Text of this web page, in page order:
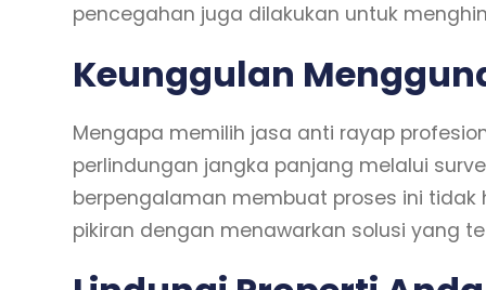
pencegahan juga dilakukan untuk
Keunggulan
Mengapa memilih jasa anti rayap
perlindungan jangka panjang melalui
berpengalaman membuat proses ini
pikiran dengan menawarkan solusi yang